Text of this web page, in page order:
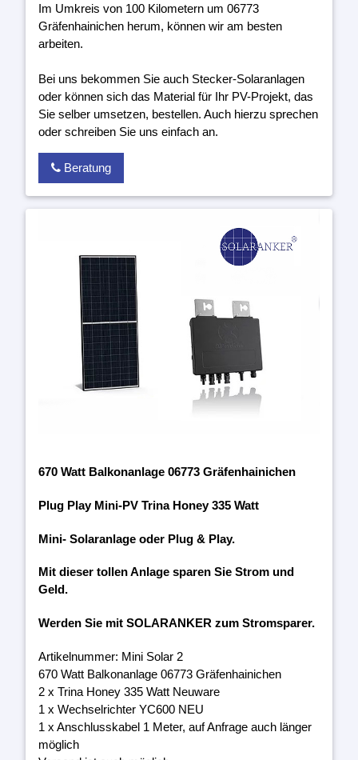
Im Umkreis von 100 Kilometern um 06773
Gräfenhainichen herum, können wir am besten
arbeiten.
Bei uns bekommen Sie auch Stecker-Solaranlagen
oder können sich das Material für Ihr PV-Projekt, das
Sie selber umsetzen, bestellen. Auch hierzu sprechen
oder schreiben Sie uns einfach an.
Beratung
670 Watt Balkonanlage 06773 Gräfenhainichen
Plug Play Mini-PV Trina Honey 335 Watt
Mini- Solaranlage oder Plug & Play.
Mit dieser tollen Anlage sparen Sie Strom und
Geld.
Werden Sie mit SOLARANKER zum Stromsparer.
Artikelnummer: Mini Solar 2
670 Watt Balkonanlage 06773 Gräfenhainichen
2 x Trina Honey 335 Watt Neuware
1 x Wechselrichter YC600 NEU
1 x Anschlusskabel 1 Meter, auf Anfrage auch länger
möglich